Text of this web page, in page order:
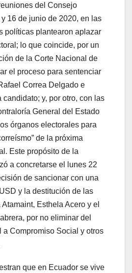
del Consejo
16 de junio de 2020, en las
políticas plantearon aplazar
lo que coincide, por un
de la Corte Nacional de
el proceso para sentenciar
Correa Delgado e
candidato; y, por otro, con las
General del Estado
órganos electorales para
de la próxima
Este propósito de la
a concretarse el lunes 22
de sancionar con una
y la destitución de las
Esthela Acero y el
por no eliminar del
a Compromiso Social y otros
que en Ecuador se vive